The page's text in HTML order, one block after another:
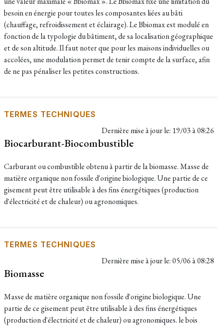
besoin en énergie pour toutes les composantes liées au bâti
(chauffage, refroidissement et éclairage). Le Bbiomax est modulé en
fonction de la typologie du bâtiment, de sa localisation géographique
et de son altitude. Il faut noter que pour les maisons individuelles ou
accolées, une modulation permet de tenir compte de la surface, afin
de ne pas pénaliser les petites constructions.
TERMES TECHNIQUES
Dernière mise à jour le: 19/03 à 08:26
Biocarburant-Biocombustible
Carburant ou combustible obtenu à partir de la biomasse. Masse de
matière organique non fossile d'origine biologique. Une partie de ce
gisement peut être utilisable à des fins énergétiques (production
d'électricité et de chaleur) ou agronomiques.
TERMES TECHNIQUES
Dernière mise à jour le:05/06 à 08:28
Biomasse
Masse de matière organique non fossile d'origine biologique. Une
partie de ce gisement peut être utilisable à des fins énergétiques
(production d'électricité et de chaleur) ou agronomiques. le bois